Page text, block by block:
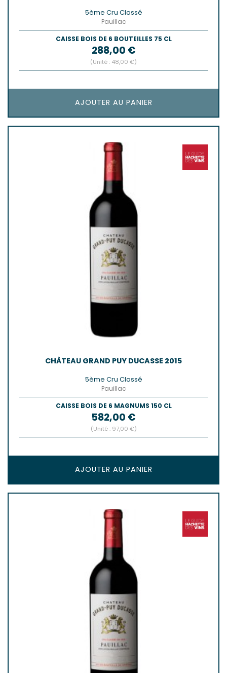
5ème Cru Classé
Pauillac
CAISSE BOIS DE 6 BOUTEILLES 75 CL
Prix
288,00 €
(Unité : 48,00 €)
AJOUTER AU PANIER
CHÂTEAU GRAND PUY DUCASSE 2015
5ème Cru Classé
Pauillac
CAISSE BOIS DE 6 MAGNUMS 150 CL
Prix
582,00 €
(Unité : 97,00 €)
AJOUTER AU PANIER